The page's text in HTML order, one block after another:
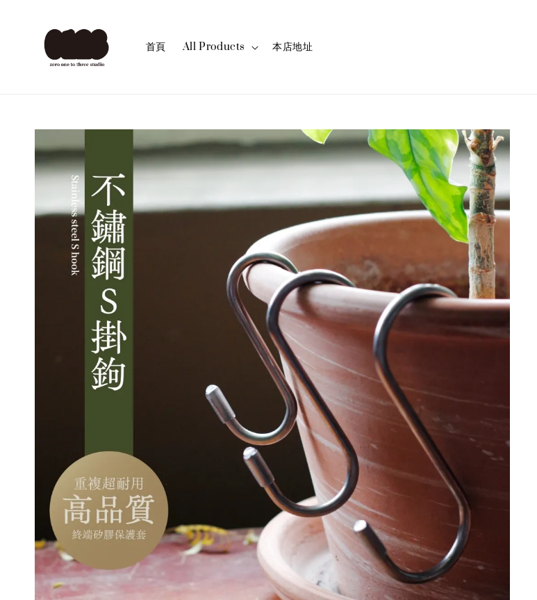
首頁 All Products 本店地址